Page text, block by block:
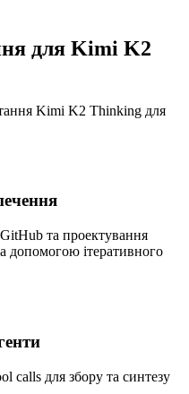
для Kimi K2
Kimi K2 Thinking для
та проектування
допомогою ітеративного
calls для збору та синтезу